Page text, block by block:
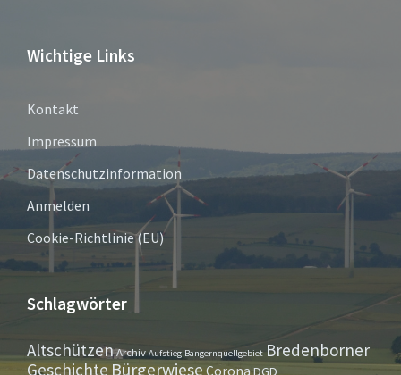
Wichtige Links
Kontakt
Impressum
Datenschutzinformation
Anmelden
Cookie-Richtlinie (EU)
Schlagwörter
AltschützenArchiv Aufstieg Bangernquellgebiet Bredenborner
Geschichte Bürgerwiese CoronaDGD